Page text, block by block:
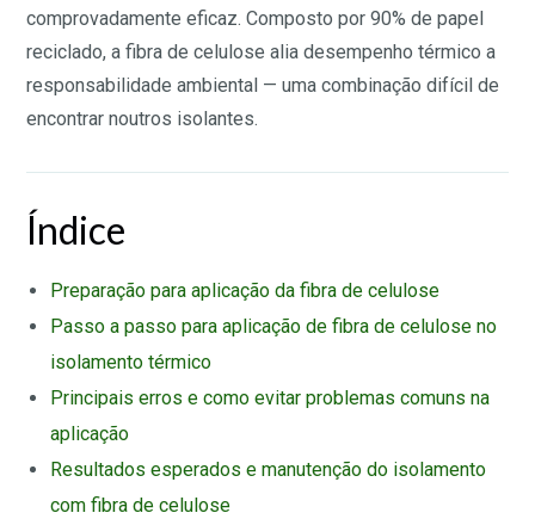
comprovadamente eficaz. Composto por 90% de papel
reciclado, a fibra de celulose alia desempenho térmico a
responsabilidade ambiental — uma combinação difícil de
encontrar noutros isolantes.
Índice
Preparação para aplicação da fibra de celulose
Passo a passo para aplicação de fibra de celulose no
isolamento térmico
Principais erros e como evitar problemas comuns na
aplicação
Resultados esperados e manutenção do isolamento
com fibra de celulose